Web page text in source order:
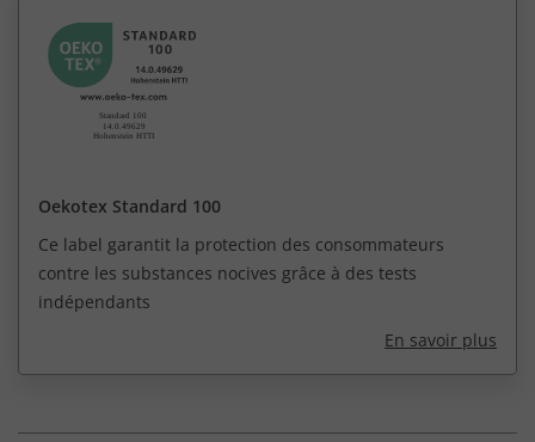
Oekotex Standard 100
Ce label garantit la protection des consommateurs
contre les substances nocives grâce à des tests
indépendants
En savoir plus